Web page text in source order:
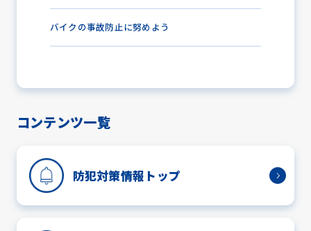
バイクの事故防止に努めよう
コンテンツ一覧
防犯対策情報トップ